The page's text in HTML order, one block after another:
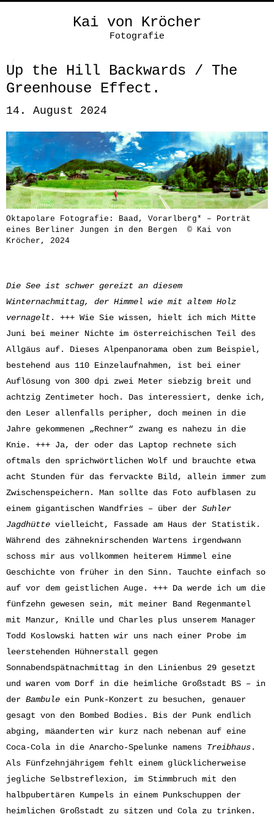
Kai von Kröcher
Fotografie
Up the Hill Backwards / The
Greenhouse Effect.
14. August 2024
Oktapolare Fotografie: Baad, Vorarlberg* – Porträt
eines Berliner Jungen in den Bergen © Kai von
Kröcher, 2024
Die See ist schwer gereizt an diesem
Winternachmittag, der Himmel wie mit altem Holz
vernagelt. +++ Wie Sie wissen, hielt ich mich Mitte
Juni bei meiner Nichte im österreichischen Teil des
Allgäus auf. Dieses Alpenpanorama oben zum Beispiel,
bestehend aus 110 Einzelaufnahmen, ist bei einer
Auflösung von 300 dpi zwei Meter siebzig breit und
achtzig Zentimeter hoch. Das interessiert, denke ich,
den Leser allenfalls peripher, doch meinen in die
Jahre gekommenen „Rechner“ zwang es nahezu in die
Knie. +++ Ja, der oder das Laptop rechnete sich
oftmals den sprichwörtlichen Wolf und brauchte etwa
acht Stunden für das fervackte Bild, allein immer zum
Zwischenspeichern. Man sollte das Foto aufblasen zu
einem gigantischen Wandfries – über der Suhler
Jagdhütte vielleicht, Fassade am Haus der Statistik.
Während des zähneknirschenden Wartens irgendwann
schoss mir aus vollkommen heiterem Himmel eine
Geschichte von früher in den Sinn. Tauchte einfach so
auf vor dem geistlichen Auge. +++ Da werde ich um die
fünfzehn gewesen sein, mit meiner Band Regenmantel
mit Manzur, Knille und Charles plus unserem Manager
Todd Koslowski hatten wir uns nach einer Probe im
leerstehenden Hühnerstall gegen
Sonnabendspätnachmittag in den Linienbus 29 gesetzt
und waren vom Dorf in die heimliche Großstadt BS – in
der Bambule ein Punk-Konzert zu besuchen, genauer
gesagt von den Bombed Bodies. Bis der Punk endlich
abging, mäanderten wir kurz nach nebenan auf eine
Coca-Cola in die Anarcho-Spelunke namens Treibhaus.
Als Fünfzehnjährigem fehlt einem glücklicherweise
jegliche Selbstreflexion, im Stimmbruch mit den
halbpubertären Kumpels in einem Punkschuppen der
heimlichen Großstadt zu sitzen und Cola zu trinken.